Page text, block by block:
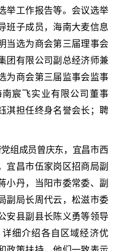
举工作报告等。会议选举
班子成员，海南大麦信息
当选为商会第三届理事会
团有限公司副总经济师兼
为商会第三届监事会监事
宸飞实业有限公司董事
淇担任终身名誉会长；聘
组成员曾庆东，宜昌市西
宜昌市伍家岗区招商局副
小丹，当阳市委常委、副
副局长周代云，松滋市委
安县副县长陈义勇等领导
细介绍各自区域经济优